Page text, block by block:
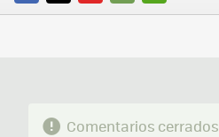
FACEBOOK
TWITTERFLIPBOARD
E-
WHATSAPP
Comentarios cerrados